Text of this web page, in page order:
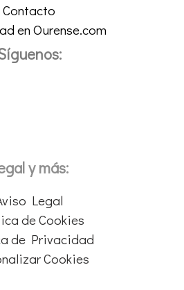
Contacto
en Ourense.com
y más:
Legal
de Cookies
de Privacidad
Cookies